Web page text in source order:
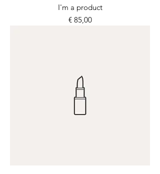
I'm a product
Prijs
€ 85,00